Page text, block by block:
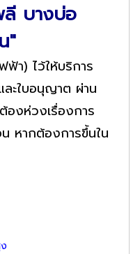
ลี บางบ่อ
"
ฟ้า) ไว้ให้บริการ
ะใบอนุญาต ผ่าน
องห่วงเรื่องการ
หากต้องการขึ้นใน